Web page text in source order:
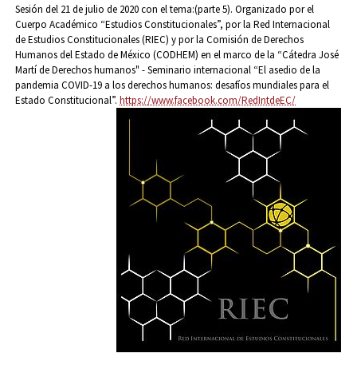
Sesión del 21 de julio de 2020 con el tema:(parte 5). Organizado por el
Cuerpo Académico “Estudios Constitucionales”, por la Red Internacional
de Estudios Constitucionales (RIEC) y por la Comisión de Derechos
Humanos del Estado de México (CODHEM) en el marco de la “Cátedra José
Martí de Derechos humanos" - Seminario internacional “El asedio de la
pandemia COVID-19 a los derechos humanos: desafíos mundiales para el
Estado Constitucional”. https://www.facebook.com/RedIntdeEC/